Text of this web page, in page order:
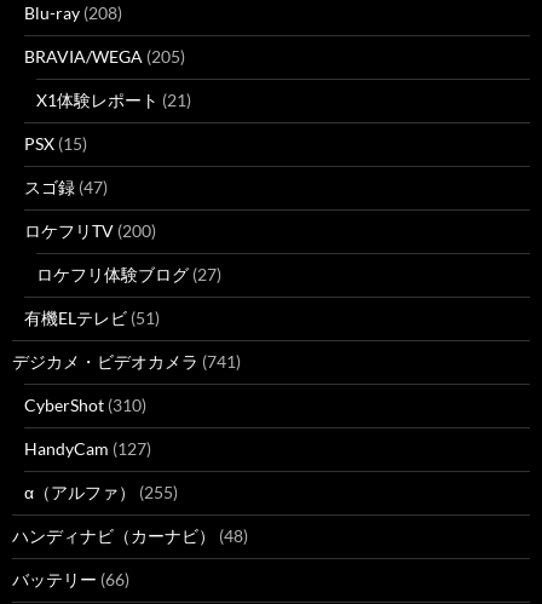
Blu-ray (208)
BRAVIA/WEGA (205)
X1体験レポート (21)
PSX (15)
スゴ録 (47)
ロケフリTV (200)
ロケフリ体験ブログ (27)
有機ELテレビ (51)
デジカメ・ビデオカメラ (741)
CyberShot (310)
HandyCam (127)
α（アルファ） (255)
ハンディナビ（カーナビ） (48)
バッテリー (66)